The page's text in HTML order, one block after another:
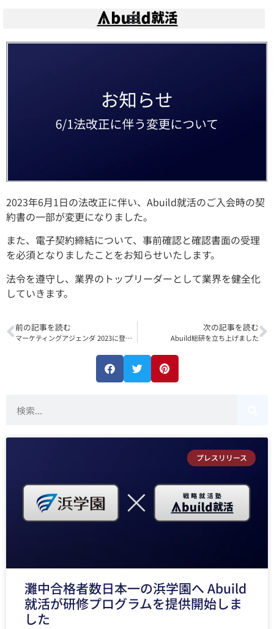
2023年6月1日の法改正に伴い、Abuild就活のご入会時の契
約書の一部が変更になりました。
また、電子契約締結について、事前確認と確認書面の受理
を必須となりましたことをお知らせいたします。
法令を遵守し、業界のトップリーダーとして業界を健全化
していきます。
前の記事を読む
マーケティングアジェンダ 2023に登壇しました
次の記事を読む
Abuild総研を立ち上げました
プレスリリース
灘中合格者数日本一の浜学園へ Abuild
就活が研修プログラムを提供開始しま
した